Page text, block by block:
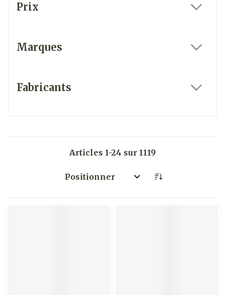
Prix
Marques
Fabricants
Articles 1-24 sur 1119
Trier par: